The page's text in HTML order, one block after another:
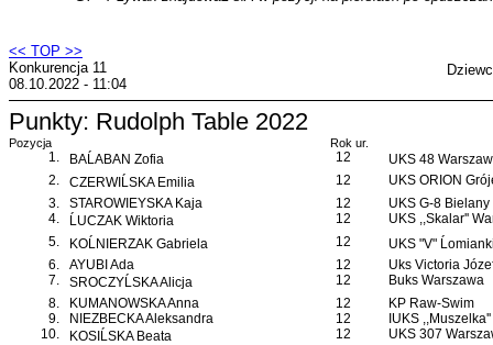
<< TOP >>
Konkurencja 11
08.10.2022 - 11:04
Punkty: Rudolph Table 2022
Pozycja Rok ur.
1. BAĹABAN Zofia 12
UKS 48
2.
CZERWIĹSKA Emilia 12
UKS ORION
3.
STAROWIEYSKA Kaja 12
UKS G-8
4.
ĹUCZAK Wiktoria 12
UKS ,,Skalar''
5.
KOĹNIERZAK Gabriela 12
UKS "V"
6.
AYUBI Ada 12
Uks Victoria
7.
SROCZYĹSKA Alicja 12
Buks Warszawa
8.
KUMANOWSKA Anna 12
KP Raw-Swim
9.
NIEZBECKA Aleksandra 12
IUKS
10.
KOSIĹSKA Beata 12
UKS 307